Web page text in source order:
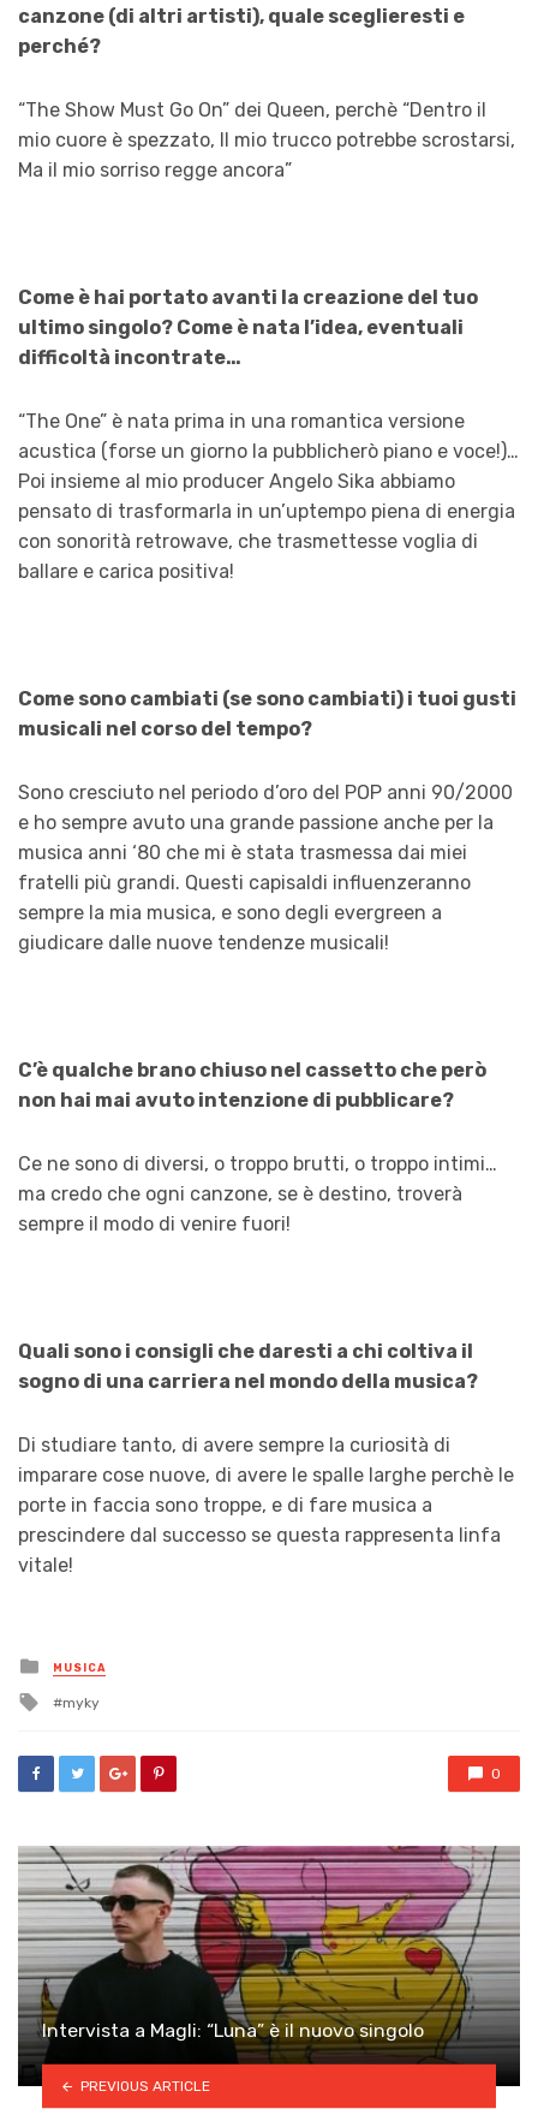
canzone (di altri artisti), quale sceglieresti e
perché?
“The Show Must Go On” dei Queen, perchè “Dentro il
mio cuore è spezzato, Il mio trucco potrebbe scrostarsi,
Ma il mio sorriso regge ancora”
Come è hai portato avanti la creazione del tuo
ultimo singolo? Come è nata l’idea, eventuali
difficoltà incontrate…
“The One” è nata prima in una romantica versione
acustica (forse un giorno la pubblicherò piano e voce!)…
Poi insieme al mio producer Angelo Sika abbiamo
pensato di trasformarla in un’uptempo piena di energia
con sonorità retrowave, che trasmettesse voglia di
ballare e carica positiva!
Come sono cambiati (se sono cambiati) i tuoi gusti
musicali nel corso del tempo?
Sono cresciuto nel periodo d’oro del POP anni 90/2000
e ho sempre avuto una grande passione anche per la
musica anni ‘80 che mi è stata trasmessa dai miei
fratelli più grandi. Questi capisaldi influenzeranno
sempre la mia musica, e sono degli evergreen a
giudicare dalle nuove tendenze musicali!
C’è qualche brano chiuso nel cassetto che però
non hai mai avuto intenzione di pubblicare?
Ce ne sono di diversi, o troppo brutti, o troppo intimi…
ma credo che ogni canzone, se è destino, troverà
sempre il modo di venire fuori!
Quali sono i consigli che daresti a chi coltiva il
sogno di una carriera nel mondo della musica?
Di studiare tanto, di avere sempre la curiosità di
imparare cose nuove, di avere le spalle larghe perchè le
porte in faccia sono troppe, e di fare musica a
prescindere dal successo se questa rappresenta linfa
vitale!
Posted
in
MUSICA
Tagged
myky
0
Intervista a Magli: “Luna” è il nuovo singolo
PREVIOUS ARTICLE